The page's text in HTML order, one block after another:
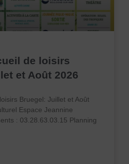
de loisirs
et Août 2026
Bruegel: Juillet et Août
Espace Jeannine
: 03.28.63.03.15 Planning